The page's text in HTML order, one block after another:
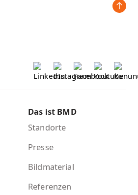
Das ist BMD
Standorte
Presse
Bildmaterial
Referenzen